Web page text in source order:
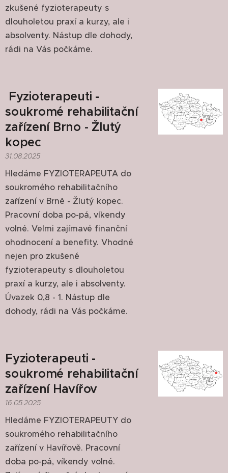
zkušené fyzioterapeuty s
dlouholetou praxí a kurzy, ale i
absolventy. Nástup dle dohody,
rádi na Vás počkáme.
Fyzioterapeuti -
soukromé rehabilitační
zařízení Brno - Žlutý
kopec
31.08.2025
Hledáme FYZIOTERAPEUTA do
soukromého rehabilitačního
zařízení v Brně - Žlutý kopec.
Pracovní doba po-pá, víkendy
volné. Velmi zajímavé finanční
ohodnocení a benefity. Vhodné
nejen pro zkušené
fyzioterapeuty s dlouholetou
praxí a kurzy, ale i absolventy.
Úvazek 0,8 - 1. Nástup dle
dohody, rádi na Vás počkáme.
Fyzioterapeuti -
soukromé rehabilitační
zařízení Havířov
16.05.2025
Hledáme FYZIOTERAPEUTY do
soukromého rehabilitačního
zařízení v Havířově. Pracovní
doba po-pá, víkendy volné.